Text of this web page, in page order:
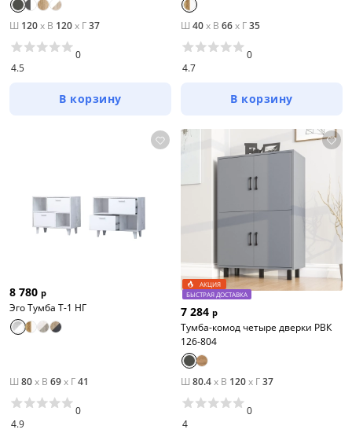
ТВ тумбы
Прикроватные тумбы
от до
Ш 120x В 120x Г37
4.5
0
В корзину
Ш 40x В 66x Г35
4.7
0
В корзину
8 780 р
Эго Тумба Т-1 НГ
Ш 80x В 69x Г41
4.9
0
АКЦИЯ
БЫСТРАЯ ДОСТАВКА
7 284 р
Тумба-комод четыре дверки РВК
126-804
Ш 80.4x В 120x Г37
4
0